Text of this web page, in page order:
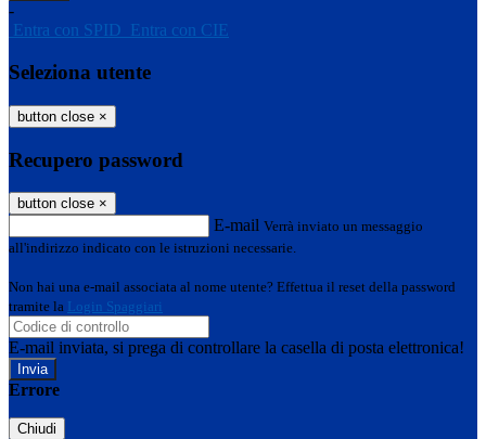
-
Entra con SPID Entra con CIE
Seleziona utente
button close ×
Recupero password
button close ×
E-mail Verrà inviato un messaggio
all'indirizzo indicato con le istruzioni necessarie.
Non hai una e-mail associata al nome utente? Effettua il reset della password
tramite la Login Spaggiari
E-mail inviata, si prega di controllare la casella di posta elettronica!
Errore
Chiudi